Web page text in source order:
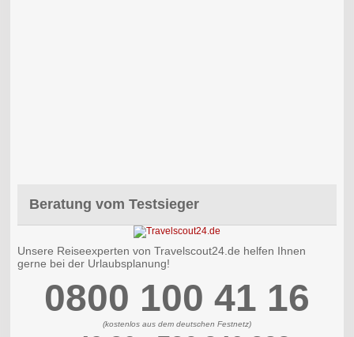
Beratung vom Testsieger
Unsere Reiseexperten von Travelscout24.de helfen Ihnen
gerne bei der Urlaubsplanung!
0800 100 41 16
(kostenlos aus dem deutschen Festnetz)